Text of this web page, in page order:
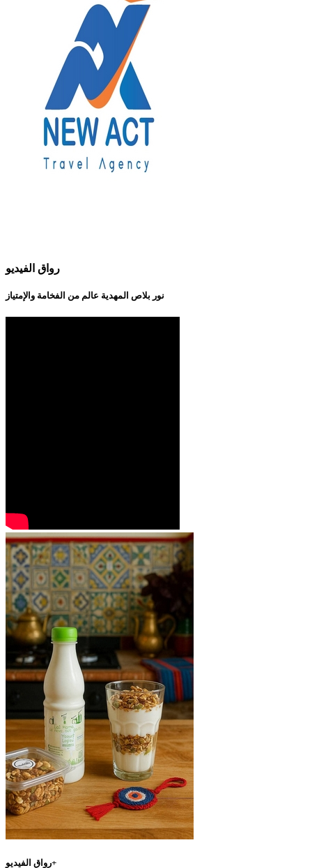
رواق الفيديو
نور بلاص المهدية عالم من الفخامة والإمتياز
رواق الفيديو+